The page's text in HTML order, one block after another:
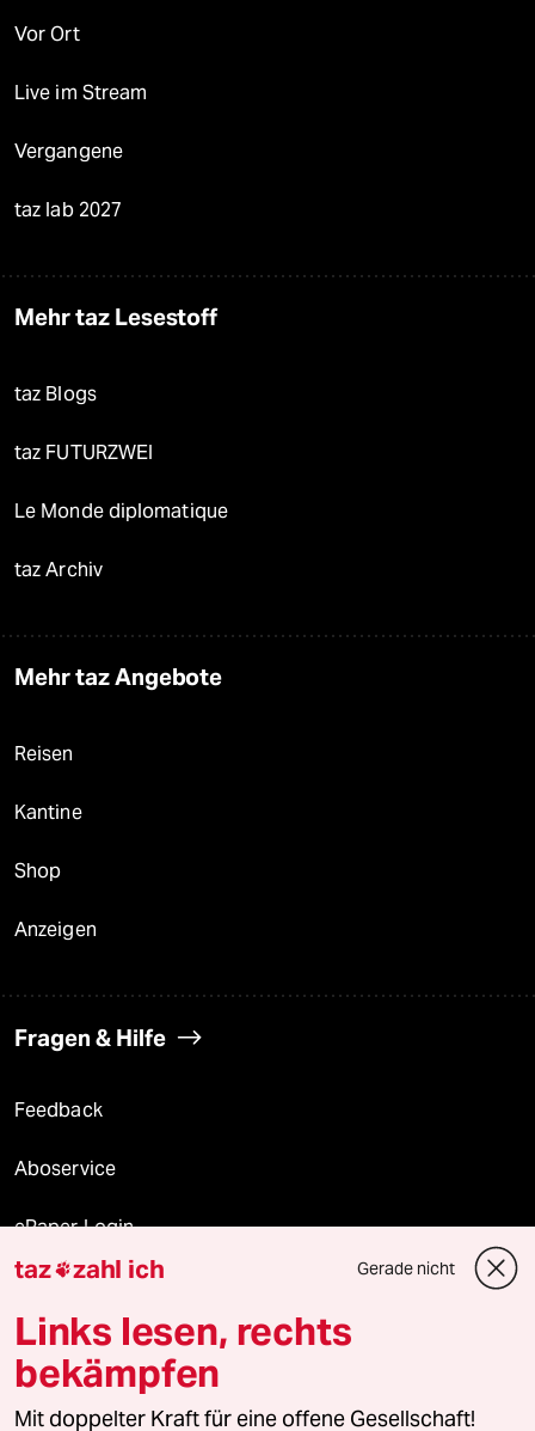
Vor Ort
Live im Stream
Vergangene
taz lab 2027
Mehr taz Lesestoff
taz Blogs
taz FUTURZWEI
Le Monde diplomatique
taz Archiv
Mehr taz Angebote
Reisen
Kantine
Shop
Anzeigen
Fragen & Hilfe
Feedback
Aboservice
ePaper Login
Downloads für Abonnierende
© 2026 taz Verlags und Vertriebs GmbH
Alle Rechte vorbehalten. Bei rechtlichen Fragen oder für Genehmigungen
taz zahl ich Gerade nicht
Links lesen, rechts
bekämpfen
Mit doppelter Kraft für eine offene Gesellschaft!